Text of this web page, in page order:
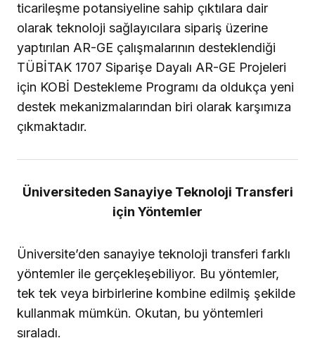
ticarileşme potansiyeline sahip çıktılara dair
olarak teknoloji sağlayıcılara sipariş üzerine
yaptırılan AR-GE çalışmalarının desteklendiği
TÜBİTAK 1707 Siparişe Dayalı AR-GE Projeleri
için KOBİ Destekleme Programı da oldukça yeni
destek mekanizmalarından biri olarak karşımıza
çıkmaktadır.
Üniversiteden Sanayiye Teknoloji Transferi
için Yöntemler
Üniversite’den sanayiye teknoloji transferi farklı
yöntemler ile gerçekleşebiliyor. Bu yöntemler,
tek tek veya birbirlerine kombine edilmiş şekilde
kullanmak mümkün. Okutan, bu yöntemleri
sıraladı.